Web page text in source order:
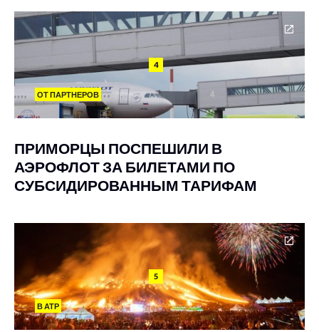
4
ОТ ПАРТНЕРОВ
ПРИМОРЦЫ ПОСПЕШИЛИ В
АЭРОФЛОТ ЗА БИЛЕТАМИ ПО
СУБСИДИРОВАННЫМ ТАРИФАМ
5
В АТР